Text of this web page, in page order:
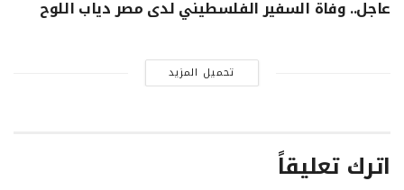
عاجل.. وفاة السفير الفلسطيني لدى مصر دياب اللوح
تحميل المزيد
اترك تعليقاً